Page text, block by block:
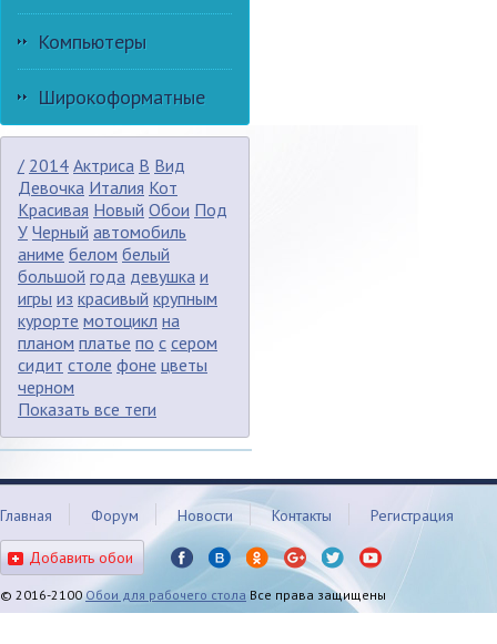
Компьютеры
Широкоформатные
/ 2014 Актриса В Вид
Девочка Италия Кот
Красивая Новый Обои Под
У Черный автомобиль
аниме белом белый
большой года девушка и
игры из красивый крупным
курорте мотоцикл на
планом платье по с сером
сидит столе фоне цветы
черном
Показать все теги
Главная Форум Новости Контакты Регистрация
Добавить обои
© 2016-2100Обои для рабочего стола Все права защищены